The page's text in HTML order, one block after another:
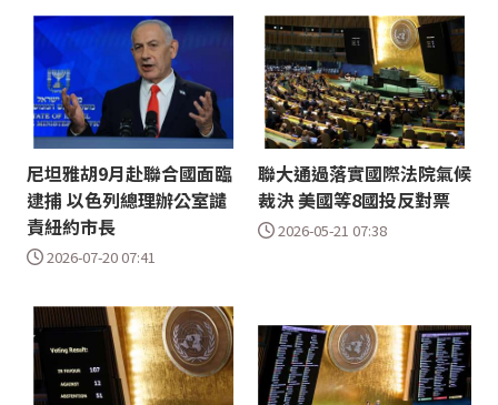
尼坦雅胡9月赴聯合國面臨
逮捕 以色列總理辦公室譴
責紐約市長
2026-07-20 07:41
聯大通過落實國際法院氣候
裁決 美國等8國投反對票
2026-05-21 07:38